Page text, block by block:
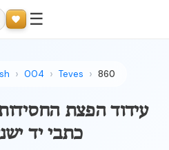
☰
004 Teves 860
עידוד הפצת
כתבי יד